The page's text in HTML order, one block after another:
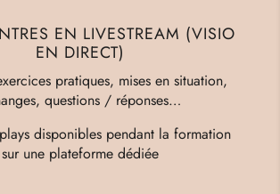
EN LIVESTREAM (VISIO
EN DIRECT)
pratiques, mises en situation,
questions / réponses…
disponibles pendant la formation
sur une plateforme dédiée